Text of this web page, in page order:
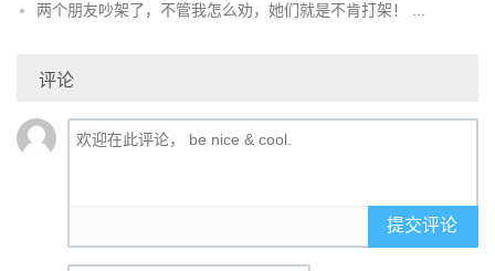
两个朋友吵架了，不管我怎么劝，她们就是不肯打架！ ...
评论
提交评论